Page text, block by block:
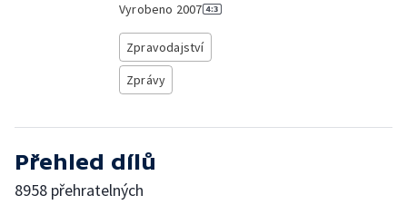
Vyrobeno 2007
Zpravodajství
Zprávy
Přehled dílů
8958 přehratelných